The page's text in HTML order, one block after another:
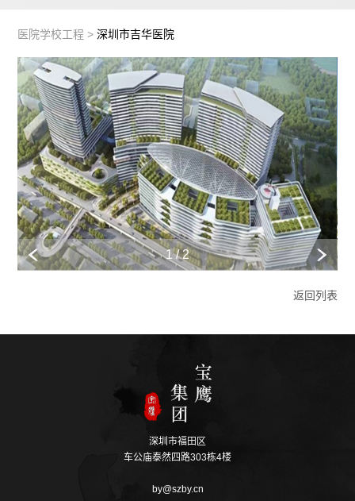
医院学校工程 > 深圳市吉华医院
1 / 2
返回列表
深圳市福田区
车公庙泰然四路303栋4楼
by@szby.cn